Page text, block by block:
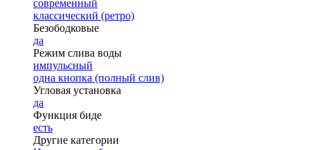
современный
классический (ретро)
Безободковые
да
Режим слива воды
импульсный
одна кнопка (полный слив)
Угловая установка
да
Функция биде
есть
Другие категории